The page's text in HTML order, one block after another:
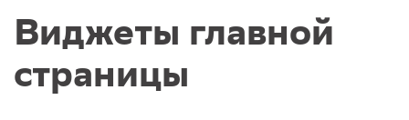
Виджеты главной
страницы